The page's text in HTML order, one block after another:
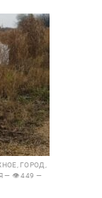
ГОРОД
— 👁 449 —